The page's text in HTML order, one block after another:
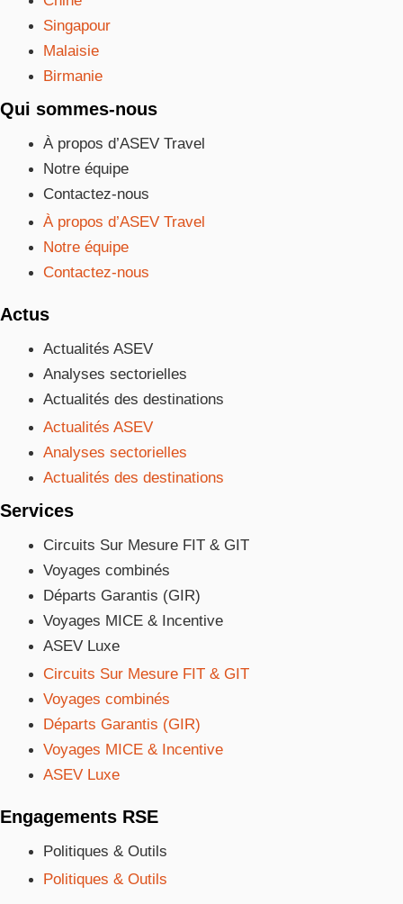
Singapour
Malaisie
Birmanie
Qui sommes-nous
À propos d’ASEV Travel
Notre équipe
Contactez-nous
À propos d’ASEV Travel
Notre équipe
Contactez-nous
Actus
Actualités ASEV
Analyses sectorielles
Actualités des destinations
Actualités ASEV
Analyses sectorielles
Actualités des destinations
Services
Circuits Sur Mesure FIT & GIT
Voyages combinés
Départs Garantis (GIR)
Voyages MICE & Incentive
ASEV Luxe
Circuits Sur Mesure FIT & GIT
Voyages combinés
Départs Garantis (GIR)
Voyages MICE & Incentive
ASEV Luxe
Engagements RSE
Politiques & Outils
Politiques & Outils